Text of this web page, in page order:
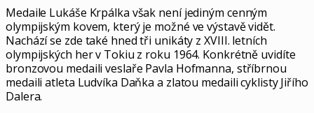
Medaile Lukáše Krpálka však není jediným cenným
olympijským kovem, který je možné ve výstavě vidět.
Nachází se zde také hned tři unikáty z XVIII. letních
olympijských her v Tokiu z roku 1964. Konkrétně uvidíte
bronzovou medaili veslaře Pavla Hofmanna, stříbrnou
medaili atleta Ludvíka Daňka a zlatou medaili cyklisty Jiřího
Dalera.